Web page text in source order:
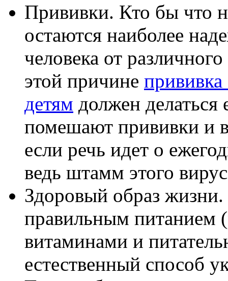
Прививки. Кто бы что
остаются наиболее
человека от
этой причине
детям должен
помешают прививки и
если речь идет о
ведь штамм этого
Здоровый образ жизни.
правильным питанием
витаминами и
естественный способ